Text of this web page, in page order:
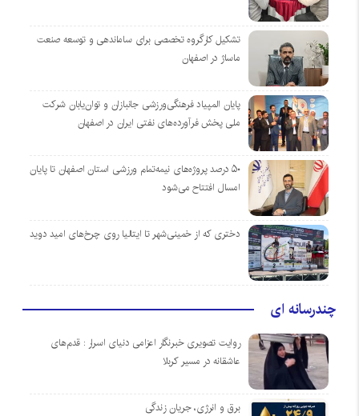
تشکیل کارگروه تخصصی برای ساماندهی و توسعه صنعت
ماساژ در اصفهان
پایان المپیاد فرهنگی‌ورزشی جانبازان و توان‌یابان شرکت
ملی پخش فرآورده‌های نفتی ایران در اصفهان
۵۰ درصد پروژه‌های نیمه‌تمام ورزشی استان اصفهان تا پایان
امسال افتتاح می‌شود
دختری که از خمینی‌شهر تا ایتالیا روی چرخ‌های امید دوید
چندرسانه ای
روایت تصویری خبرنگار اعزامی دنیای اسرار : قدم‌های
عاشقانه در مسیر کربلا
برق و انرژی، جریان زندگی